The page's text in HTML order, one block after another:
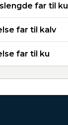
far til ku
far til kalv
far til ku